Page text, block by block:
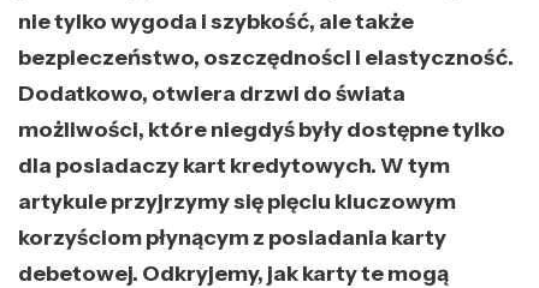
nie tylko wygoda i szybkość, ale także
bezpieczeństwo, oszczędności i elastyczność.
Dodatkowo, otwiera drzwi do świata
możliwości, które niegdyś były dostępne tylko
dla posiadaczy kart kredytowych. W tym
artykule przyjrzymy się pięciu kluczowym
korzyściom płynącym z posiadania karty
debetowej. Odkryjemy, jak karty te mogą